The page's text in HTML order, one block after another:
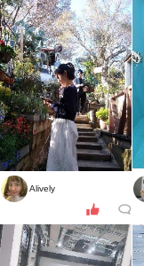
Alively